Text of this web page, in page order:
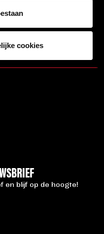
cookies
ALLE NIEUWS
blijf op de hoogte!